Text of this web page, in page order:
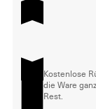
Kostenlose
die Ware
Rest.